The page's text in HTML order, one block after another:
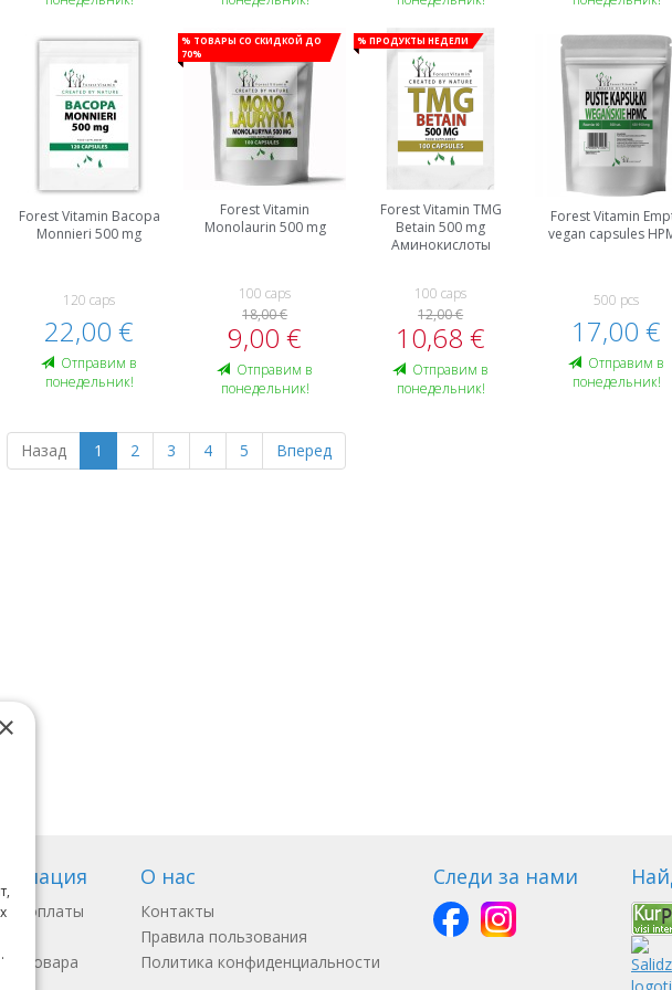
Forest Vitamin Bacopa
Monnieri 500 mg
120 caps
22,00 €
Oтправим в
понедельник!
% Товары со скидкой до
70%
Forest Vitamin
Monolaurin 500 mg
100 caps
18,00 €
9,00 €
Oтправим в
понедельник!
% Продукты недели
Forest Vitamin TMG
Betain 500 mg
Аминокислоты
100 caps
12,00 €
10,68 €
Oтправим в
понедельник!
Forest Vitamin
vegan capsules
500 pcs
17,00 €
Oтправим в
понедельник!
Назад 1 2 3 4 5 Вперед
оплаты
товара
О нас
Контакты
Правила пользования
Политика конфиденциальности
Следи за нами
×